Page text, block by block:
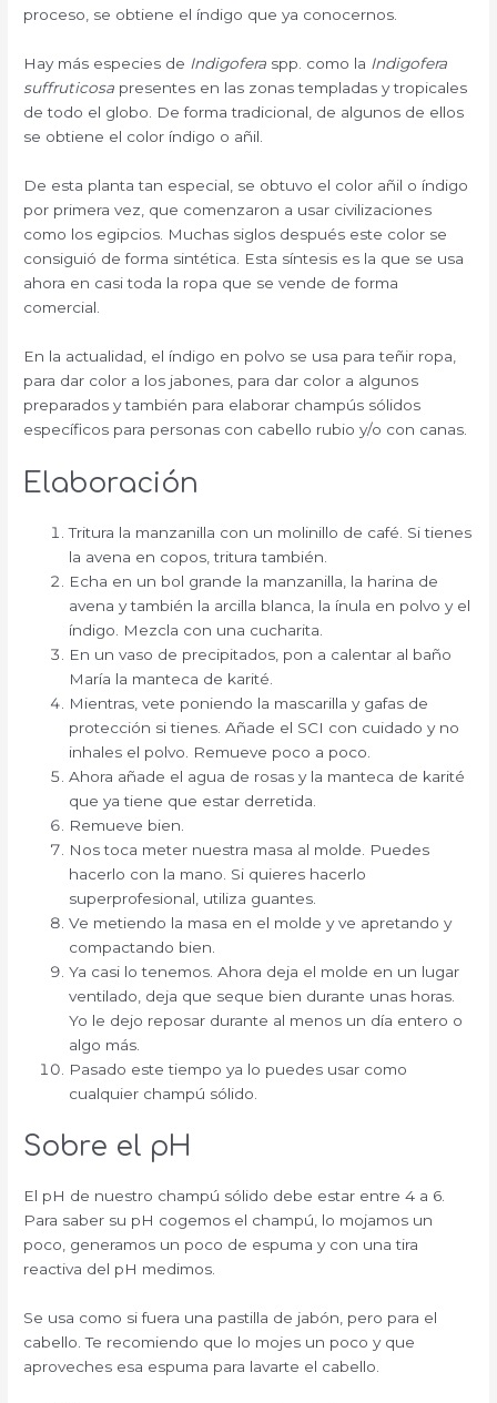
proceso, se obtiene el índigo que ya conocernos.
Hay más especies de Indigofera spp. como la Indigofera
suffruticosa presentes en las zonas templadas y tropicales
de todo el globo. De forma tradicional, de algunos de ellos
se obtiene el color índigo o añil.
De esta planta tan especial, se obtuvo el color añil o índigo
por primera vez, que comenzaron a usar civilizaciones
como los egipcios. Muchas siglos después este color se
consiguió de forma sintética. Esta síntesis es la que se usa
ahora en casi toda la ropa que se vende de forma
comercial.
En la actualidad, el índigo en polvo se usa para teñir ropa,
para dar color a los jabones, para dar color a algunos
preparados y también para elaborar champús sólidos
específicos para personas con cabello rubio y/o con canas.
Elaboración
Tritura la manzanilla con un molinillo de café. Si tienes
la avena en copos, tritura también.
Echa en un bol grande la manzanilla, la harina de
avena y también la arcilla blanca, la ínula en polvo y el
índigo. Mezcla con una cucharita.
En un vaso de precipitados, pon a calentar al baño
María la manteca de karité.
Mientras, vete poniendo la mascarilla y gafas de
protección si tienes. Añade el SCI con cuidado y no
inhales el polvo. Remueve poco a poco.
Ahora añade el agua de rosas y la manteca de karité
que ya tiene que estar derretida.
Remueve bien.
Nos toca meter nuestra masa al molde. Puedes
hacerlo con la mano. Si quieres hacerlo
superprofesional, utiliza guantes.
Ve metiendo la masa en el molde y ve apretando y
compactando bien.
Ya casi lo tenemos. Ahora deja el molde en un lugar
ventilado, deja que seque bien durante unas horas.
Yo le dejo reposar durante al menos un día entero o
algo más.
Pasado este tiempo ya lo puedes usar como
cualquier champú sólido.
Sobre el pH
El pH de nuestro champú sólido debe estar entre 4 a 6.
Para saber su pH cogemos el champú, lo mojamos un
poco, generamos un poco de espuma y con una tira
reactiva del pH medimos.
Se usa como si fuera una pastilla de jabón, pero para el
cabello. Te recomiendo que lo mojes un poco y que
aproveches esa espuma para lavarte el cabello.